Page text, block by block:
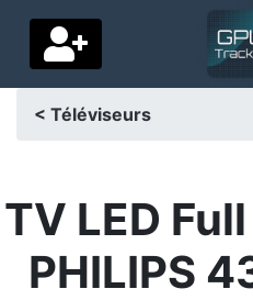
Pays de livraison
Accueil
< Téléviseurs
TV LED
PHILIPS